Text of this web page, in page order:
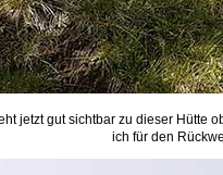
jetzt gut sichtbar zu dieser Hütte
ich für den